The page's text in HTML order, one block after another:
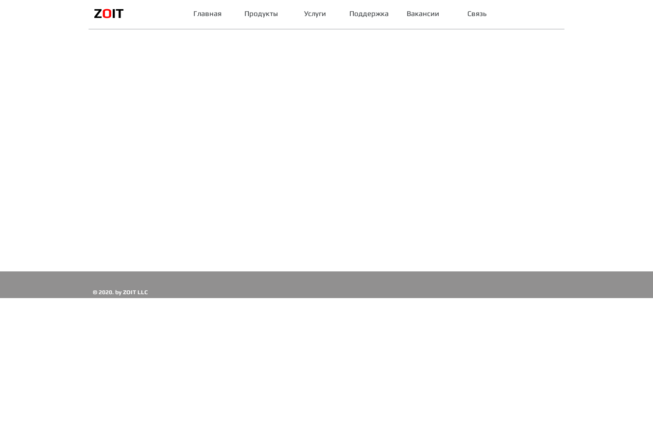
ZOIT Главная Продукты Услуги Поддержка Вакансии Связь
© 2020. by ZOIT LLC